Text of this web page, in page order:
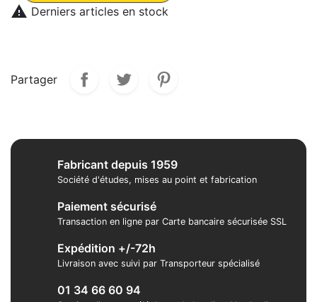
 Derniers articles en stock
Partager
Fabricant depuis 1959
Société d'études, mises au point et fabrication
Paiement sécurisé
Transaction en ligne par Carte bancaire sécurisée SSL
Expédition +/-72h
Livraison avec suivi par Transporteur spécialisé
01 34 66 60 94